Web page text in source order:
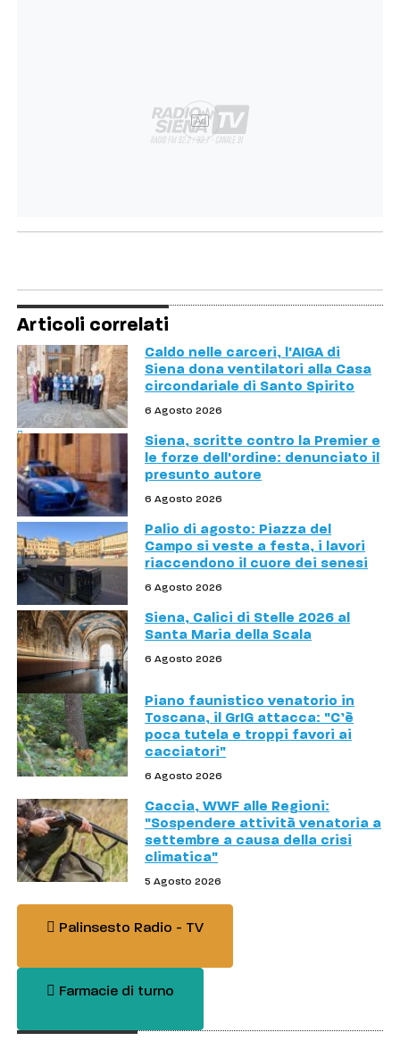
Ad
Articoli correlati
Caldo nelle carceri, l'AIGA di
Siena dona ventilatori alla Casa
circondariale di Santo Spirito
6 Agosto 2026
Siena, scritte contro la Premier e
le forze dell'ordine: denunciato il
presunto autore
6 Agosto 2026
Palio di agosto: Piazza del
Campo si veste a festa, i lavori
riaccendono il cuore dei senesi
6 Agosto 2026
Siena, Calici di Stelle 2026 al
Santa Maria della Scala
6 Agosto 2026
Piano faunistico venatorio in
Toscana, il GrIG attacca: "C’è
poca tutela e troppi favori ai
cacciatori"
6 Agosto 2026
Caccia, WWF alle Regioni:
"Sospendere attività venatoria a
settembre a causa della crisi
climatica"
5 Agosto 2026
Palinsesto Radio - TV
Farmacie di turno